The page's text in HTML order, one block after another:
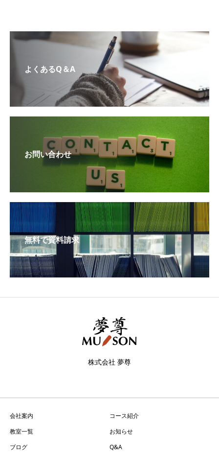
よくあるQ＆A
お問い合わせ
無料で資料請求
株式会社 夢尊
会社案内
コース紹介
教室一覧
お知らせ
ブログ
Q&A